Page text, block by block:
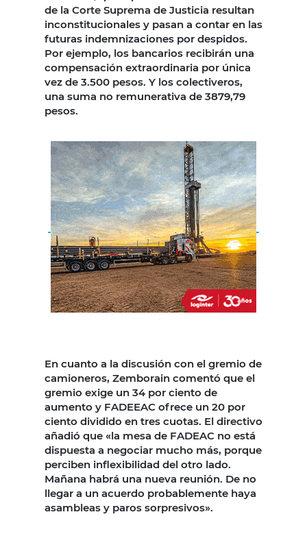
de la Corte Suprema de Justicia resultan
inconstitucionales y pasan a contar en las
futuras indemnizaciones por despidos.
Por ejemplo, los bancarios recibirán una
compensación extraordinaria por única
vez de 3.500 pesos. Y los colectiveros,
una suma no remunerativa de 3879,79
pesos.
En cuanto a la discusión con el gremio de
camioneros, Zemborain comentó que el
gremio exige un 34 por ciento de
aumento y FADEEAC ofrece un 20 por
ciento dividido en tres cuotas. El directivo
añadió que «la mesa de FADEAC no está
dispuesta a negociar mucho más, porque
perciben inflexibilidad del otro lado.
Mañana habrá una nueva reunión. De no
llegar a un acuerdo probablemente haya
asambleas y paros sorpresivos».